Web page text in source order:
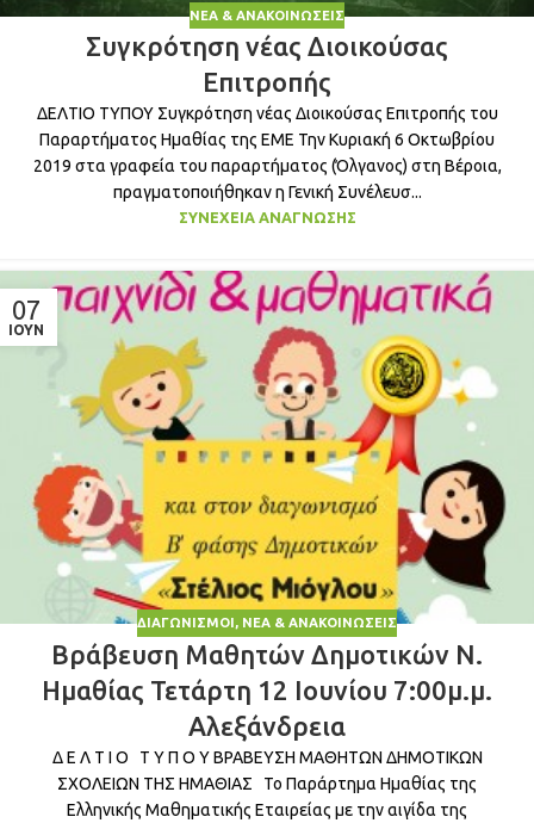
ΝΈΑ & ΑΝΑΚΟΙΝΏΣΕΙΣ
Συγκρότηση νέας Διοικούσας
Επιτροπής
ΔΕΛΤΙΟ ΤΥΠΟΥ Συγκρότηση νέας Διοικούσας Επιτροπής του
Παραρτήματος Ημαθίας της ΕΜΕ Την Κυριακή 6 Οκτωβρίου
2019 στα γραφεία του παραρτήματος (Όλγανος) στη Βέροια,
πραγματοποιήθηκαν η Γενική Συνέλευσ...
ΣΥΝΈΧΕΙΑ ΑΝΆΓΝΩΣΗΣ
07
ΙΟΎΝ
ΔΙΑΓΩΝΙΣΜΟΊ, ΝΈΑ & ΑΝΑΚΟΙΝΏΣΕΙΣ
Βράβευση Μαθητών Δημοτικών Ν.
Ημαθίας Τετάρτη 12 Ιουνίου 7:00μ.μ.
Αλεξάνδρεια
Δ Ε Λ Τ Ι Ο Τ Υ Π Ο Υ ΒΡΑΒΕΥΣΗ ΜΑΘΗΤΩΝ ΔΗΜΟΤΙΚΩΝ
ΣΧΟΛΕΙΩΝ ΤΗΣ ΗΜΑΘΙΑΣ Το Παράρτημα Ημαθίας της
Ελληνικής Μαθηματικής Εταιρείας με την αιγίδα της